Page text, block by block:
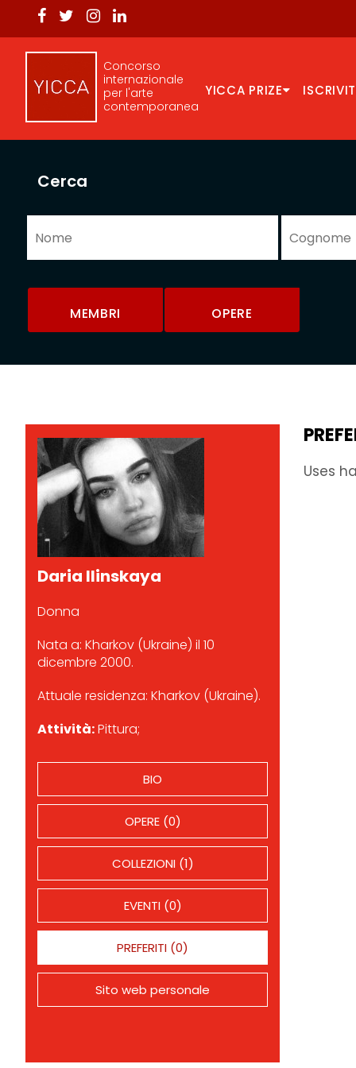
Concorso
internazionale
per l'arte
contemporanea
YICCA PRIZE
Cerca
MEMBRI OPERE
Daria Ilinskaya
Donna
Nata a: Kharkov (Ukraine) il 10
dicembre 2000.
Attuale residenza: Kharkov (Ukraine).
Attività:Pittura;
BIO
OPERE (0)
COLLEZIONI (1)
EVENTI (0)
PREFERITI (0)
Sito web personale
Uses